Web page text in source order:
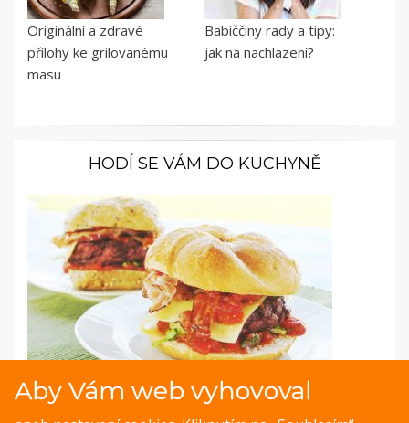
Originální a zdravé
přílohy ke grilovanému
masu
Babiččiny rady a tipy:
jak na nachlazení?
HODÍ SE VÁM DO KUCHYNĚ
Fotopostup: Domácí hamburger
Aby Vám web vyhovoval